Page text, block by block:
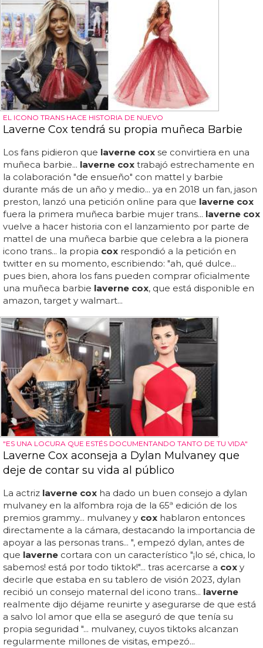
EL ICONO TRANS HACE HISTORIA DE NUEVO
Laverne Cox tendrá su propia muñeca Barbie
Los fans pidieron que laverne cox se convirtiera en una
muñeca barbie... laverne cox trabajó estrechamente en
la colaboración "de ensueño" con mattel y barbie
durante más de un año y medio... ya en 2018 un fan, jason
preston, lanzó una petición online para que laverne cox
fuera la primera muñeca barbie mujer trans... laverne cox
vuelve a hacer historia con el lanzamiento por parte de
mattel de una muñeca barbie que celebra a la pionera
icono trans... la propia cox respondió a la petición en
twitter en su momento, escribiendo: "ah, qué dulce...
pues bien, ahora los fans pueden comprar oficialmente
una muñeca barbie laverne cox, que está disponible en
amazon, target y walmart...
"ES UNA LOCURA QUE ESTÉS DOCUMENTANDO TANTO DE TU VIDA"
Laverne Cox aconseja a Dylan Mulvaney que
deje de contar su vida al público
La actriz laverne cox ha dado un buen consejo a dylan
mulvaney en la alfombra roja de la 65ª edición de los
premios grammy... mulvaney y cox hablaron entonces
directamente a la cámara, destacando la importancia de
apoyar a las personas trans... ", empezó dylan, antes de
que laverne cortara con un característico "¡lo sé, chica, lo
sabemos! está por todo tiktok!"... tras acercarse a cox y
decirle que estaba en su tablero de visión 2023, dylan
recibió un consejo maternal del icono trans... laverne
realmente dijo déjame reunirte y asegurarse de que está
a salvo lol amor que ella se aseguró de que tenía su
propia seguridad "... mulvaney, cuyos tiktoks alcanzan
regularmente millones de visitas, empezó...